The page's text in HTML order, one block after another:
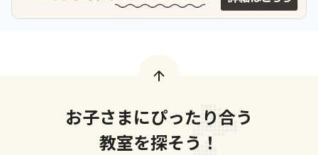
お子さまにぴったり合う
教室を探そう！